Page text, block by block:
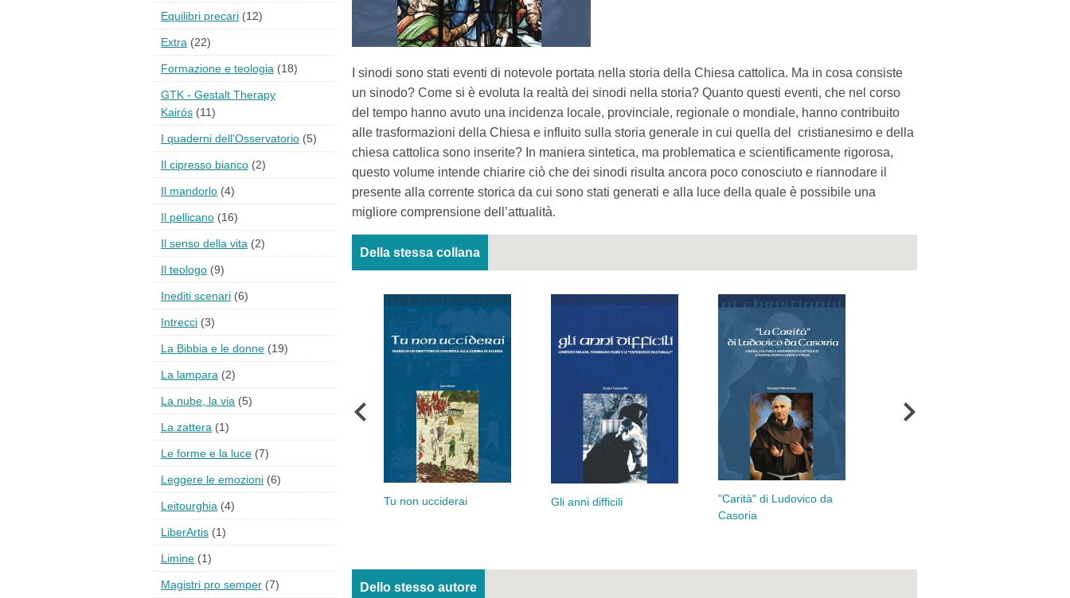
I sinodi sono stati eventi di notevole portata nella storia della Chiesa cattolica. Ma in cosa consiste
un sinodo? Come si è evoluta la realtà dei sinodi nella storia? Quanto questi eventi, che nel corso
del tempo hanno avuto una incidenza locale, provinciale, regionale o mondiale, hanno contribuito
alle trasformazioni della Chiesa e influito sulla storia generale in cui quella del cristianesimo e della
chiesa cattolica sono inserite? In maniera sintetica, ma problematica e scientificamente rigorosa,
questo volume intende chiarire ciò che dei sinodi risulta ancora poco conosciuto e riannodare il
presente alla corrente storica da cui sono stati generati e alla luce della quale è possibile una
migliore comprensione dell’attualità.
Della stessa collana
Tu non ucciderai Gli anni difficili
"Carità" di Ludovico da
Casoria
Dello stesso autore
Equilibri precari (12)
Extra (22)
Formazione e teologia (18)
GTK - Gestalt Therapy
Kairós (11)
I quaderni dell'Osservatorio (5)
Il cipresso bianco (2)
Il mandorlo (4)
Il pellicano (16)
Il senso della vita (2)
Il teologo (9)
Inediti scenari (6)
Intrecci (3)
La Bibbia e le donne (19)
La lampara (2)
La nube, la via (5)
La zattera (1)
Le forme e la luce (7)
Leggere le emozioni (6)
Leitourghia (4)
LiberArtis (1)
Limine (1)
Magistri pro semper (7)